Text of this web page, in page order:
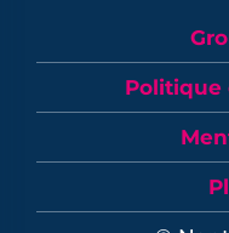
Politique